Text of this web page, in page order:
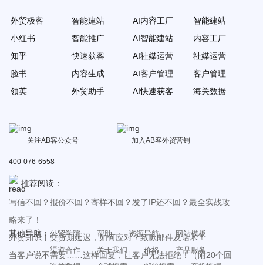
外贸极客
小红书
知乎
脸书
领英
智能建站
智能推广
快速获客
内容生成
外贸助手
AI内容工厂
AI智能建站
AI社媒运营
AI客户管理
AI快速获客
智能建站
内容工厂
社媒运营
客户管理
海关数据
关注AB客公众号 加入AB客外贸营销
400-076-6558
推荐阅读：
写信不回？报价不回？寄样不回？发了IP还不回？最全实战攻
略来了！
外贸知识丨交货期延迟，如何应对？致歉邮件及话术！
当客户说不需要……这样回复，让客户无法拒绝！（附20个回
其他导航： 外贸学院 帮助 资源导航
网站模板
渠道合作
关于我们 价格
产品服务